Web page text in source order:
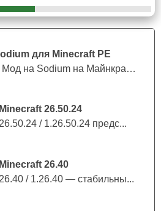
для Minecraft PE
Скачайте Мод на Sodium на Майнкрафт П...
26.50.24
/ 1.26.50.24 предс...
26.40
/ 1.26.40 — стабильны...
имеют возможность
объекты, чтобы создать
в волейбол, в набор
и подходящий мяч из мода на
PE действительно
активностью.
НБА, вдохновленные Джа